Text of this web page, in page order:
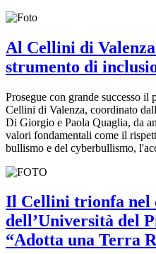
Al Cellini di
strumento di
Prosegue con grande successo
Cellini di Valenza, coordinato
Di Giorgio e Paola Quaglia, da
valori fondamentali come il
bullismo e del cyberbullismo,
Il Cellini trionfa nel
dell’Università del
“Adotta una Terra